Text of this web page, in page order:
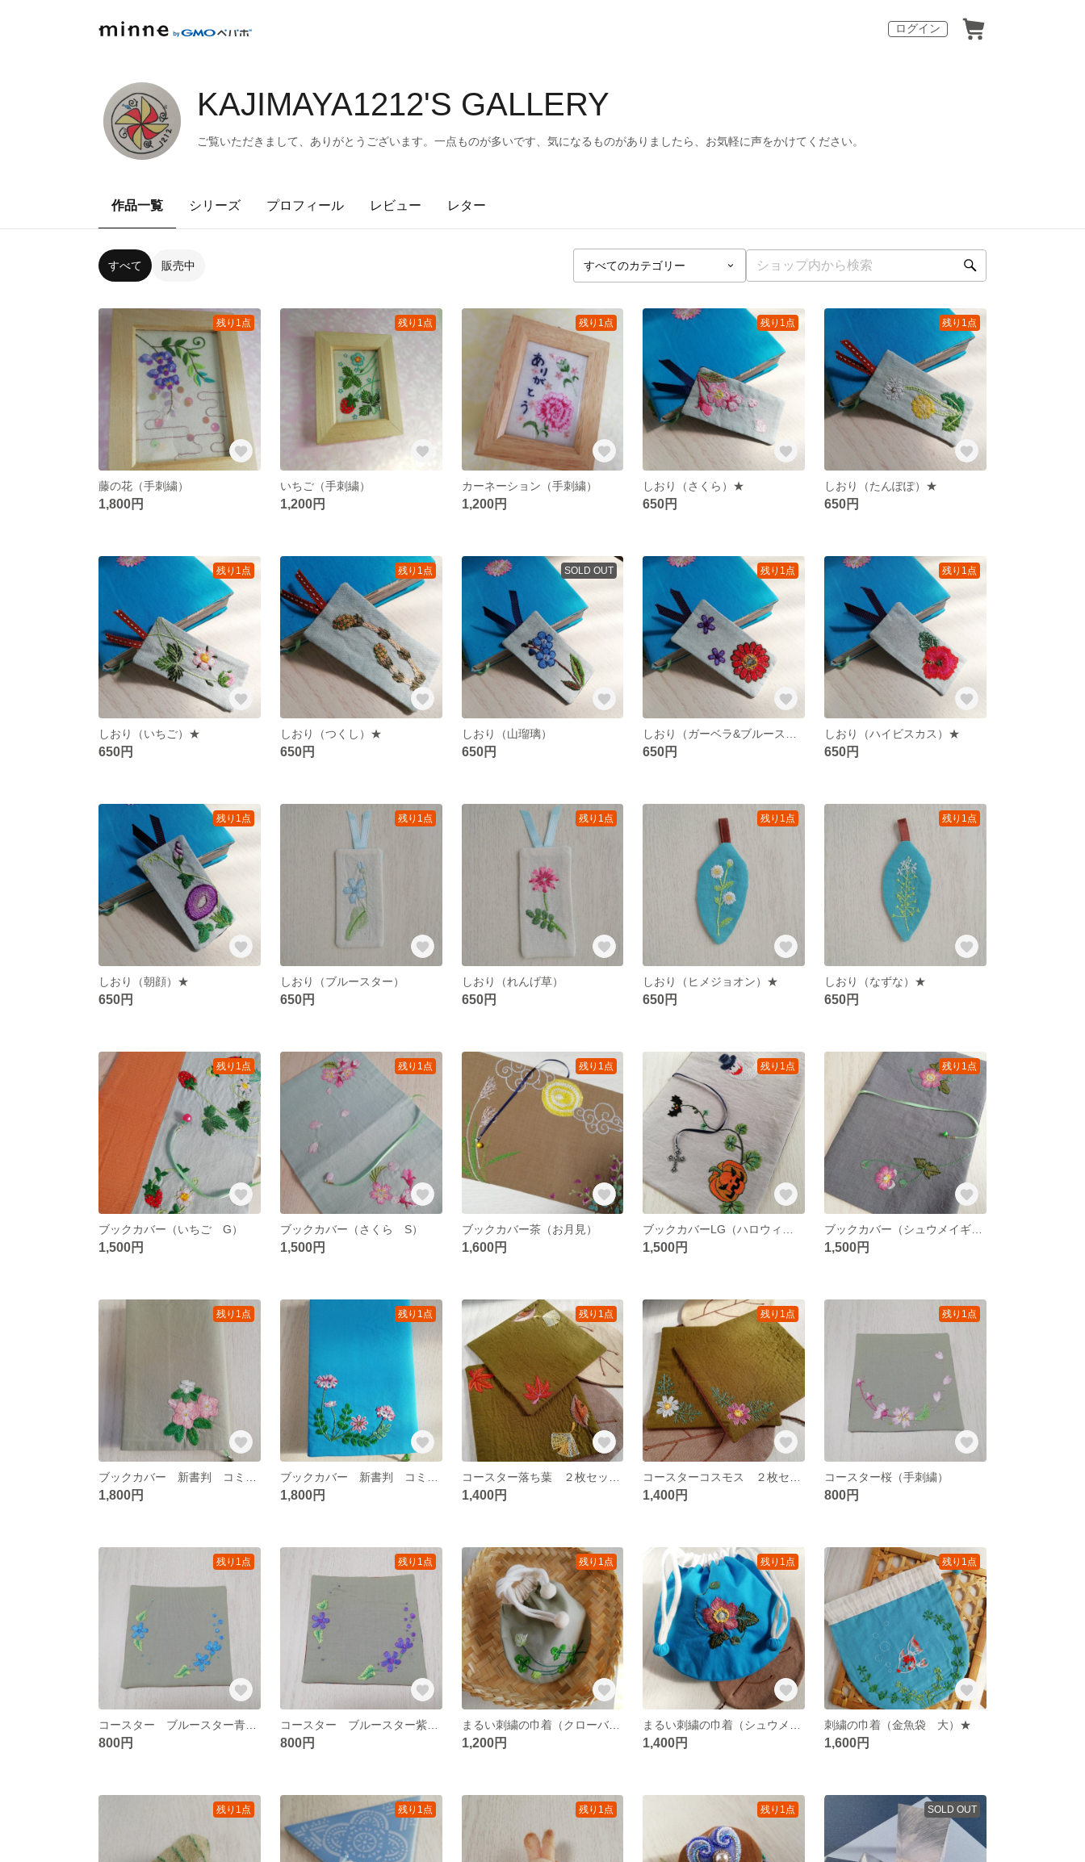
ログイン
KAJIMAYA1212'S GALLERY
ご覧いただきまして、ありがとうございます。一点ものが多いです、気になるものがありましたら、お気軽に声をかけてください。
作品一覧 シリーズ プロフィール レビュー レター
すべて 販売中
残り1点
藤の花（手刺繍）
1,800円
残り1点
いちご（手刺繍）
1,200円
残り1点
カーネーション（手刺繍）
1,200円
残り1点
しおり（さくら）★
650円
残り1点
しおり（たんぽぽ）★
650円
残り1点
しおり（いちご）★
650円
残り1点
しおり（つくし）★
650円
SOLD OUT
しおり（山瑠璃）
650円
残り1点
650円
残り1点
しおり（ハイビスカス）★
650円
残り1点
しおり（朝顔）★
650円
残り1点
しおり（ブルースター）
650円
残り1点
しおり（れんげ草）
650円
残り1点
しおり（ヒメジョオン）★
650円
残り1点
しおり（なずな）★
650円
残り1点
ブックカバー（いちご G）
1,500円
残り1点
ブックカバー（さくら S）
1,500円
残り1点
ブックカバー茶（お月見）
1,600円
残り1点
1,500円
残り1点
1,500円
残り1点
1,800円
残り1点
1,800円
残り1点
1,400円
残り1点
1,400円
残り1点
コースター桜（手刺繍）
800円
残り1点
800円
残り1点
コースター ブルースター紫（手刺繍）
800円
残り1点
まるい刺繍の巾着（クローバー）★
1,200円
残り1点
1,400円
残り1点
刺繍の巾着（金魚袋 大）★
1,600円
残り1点 残り1点 残り1点 残り1点 SOLD OUT